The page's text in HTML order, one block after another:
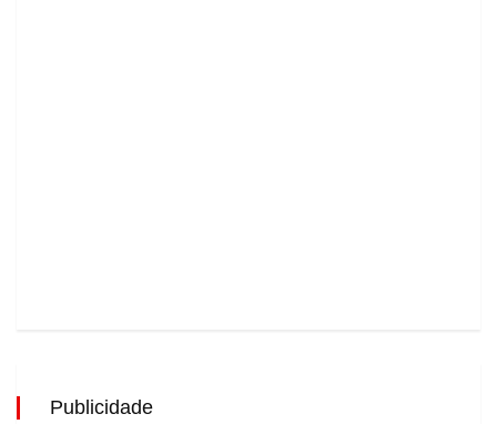
Publicidade